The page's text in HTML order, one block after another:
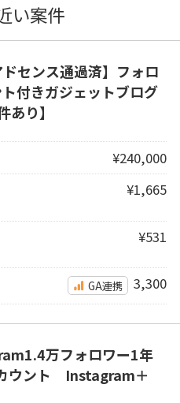
い案件
センス通過済】フォロ
付きガジェットブログ
あり】
¥240,000
¥1,665
¥531
GA連携 3,300
万フォロワー1年
ウント Instagram＋